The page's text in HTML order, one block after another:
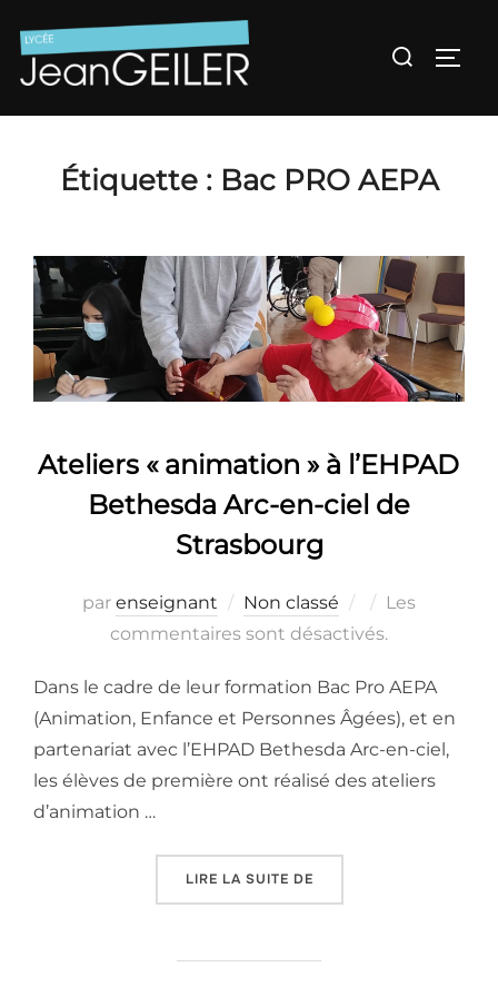
au
contenu
Rechercher :
Étiquette : Bac PRO AEPA
Ateliers « animation » à l’EHPAD
Bethesda Arc-en-ciel de
Strasbourg
par enseignant Non classé
Publié
le
Les
commentaires sont désactivés.
Dans le cadre de leur formation Bac Pro AEPA
(Animation, Enfance et Personnes Âgées), et en
partenariat avec l’EHPAD Bethesda Arc-en-ciel,
les élèves de première ont réalisé des ateliers
d’animation …
LIRE LA SUITE DE« ATELIERS «